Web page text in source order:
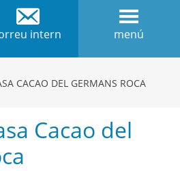
intern menú
CACAO DEL GERMANS ROCA
Cacao del